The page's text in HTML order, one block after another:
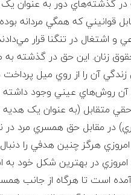
در گذشته‌هاي دور به عنوان
قوانيني که همگي مردانه
و اشتغال در تنگنا قرار
حقوق زنان. اين حق در گذشته
زندگي آن را از روي ميل
آن روش‌هاي عيني وجود
متقابل (به عنوان يک
در مقابل حق همسري مرد در
هرگز چنين هدفي را
در بهترين شکل خود به
است تا هرگاه از جانب